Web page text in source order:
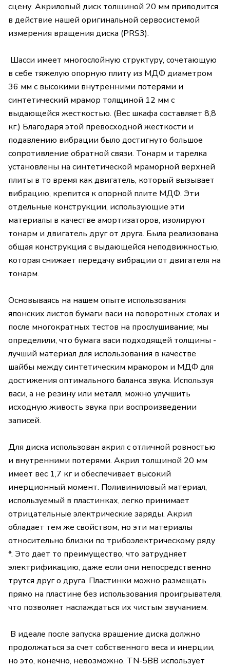
сцену. Акриловый диск толщиной 20 мм приводится
в действие нашей оригинальной сервосистемой
измерения вращения диска (PRS3).
Шасси имеет многослойную структуру, сочетающую
в себе тяжелую опорную плиту из МДФ диаметром
36 мм с высокими внутренними потерями и
синтетический мрамор толщиной 12 мм с
выдающейся жесткостью. (Вес шкафа составляет 8,8
кг.) Благодаря этой превосходной жесткости и
подавлению вибрации было достигнуто большое
сопротивление обратной связи. Тонарм и тарелка
установлены на синтетической мраморной верхней
плиты в то время как двигатель, который вызывает
вибрацию, крепится к опорной плите МДФ. Эти
отдельные конструкции, использующие эти
материалы в качестве амортизаторов, изолируют
тонарм и двигатель друг от друга. Была реализована
общая конструкция с выдающейся неподвижностью,
которая снижает передачу вибрации от двигателя на
тонарм.
Основываясь на нашем опыте использования
японских листов бумаги васи на поворотных столах и
после многократных тестов на прослушивание; мы
определили, что бумага васи подходящей толщины -
лучший материал для использования в качестве
шайбы между синтетическим мрамором и МДФ для
достижения оптимального баланса звука. Используя
васи, а не резину или металл, можно улучшить
исходную живость звука при воспроизведении
записей.
Для диска использован акрил с отличной ровностью
и внутренними потерями. Акрил толщиной 20 мм
имеет вес 1,7 кг и обеспечивает высокий
инерционный момент. Поливиниловый материал,
используемый в пластинках, легко принимает
отрицательные электрические заряды. Акрил
обладает тем же свойством, но эти материалы
относительно близки по трибоэлектрическому ряду
*. Это дает то преимущество, что затрудняет
электрификацию, даже если они непосредственно
трутся друг о друга. Пластинки можно размещать
прямо на пластине без использования проигрывателя,
что позволяет наслаждаться их чистым звучанием.
В идеале после запуска вращение диска должно
продолжаться за счет собственного веса и инерции,
но это, конечно, невозможно. TN-5BB использует